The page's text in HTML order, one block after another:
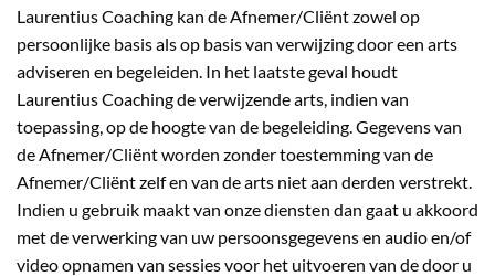
Laurentius Coaching kan de Afnemer/Cliënt zowel op
persoonlijke basis als op basis van verwijzing door een arts
adviseren en begeleiden. In het laatste geval houdt
Laurentius Coaching de verwijzende arts, indien van
toepassing, op de hoogte van de begeleiding. Gegevens van
de Afnemer/Cliënt worden zonder toestemming van de
Afnemer/Cliënt zelf en van de arts niet aan derden verstrekt.
Indien u gebruik maakt van onze diensten dan gaat u akkoord
met de verwerking van uw persoonsgegevens en audio en/of
video opnamen van sessies voor het uitvoeren van de door u